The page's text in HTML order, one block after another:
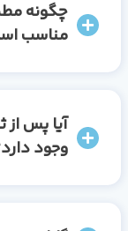
چگونه
مناسب است؟
آیا پس از
وجود دارد؟